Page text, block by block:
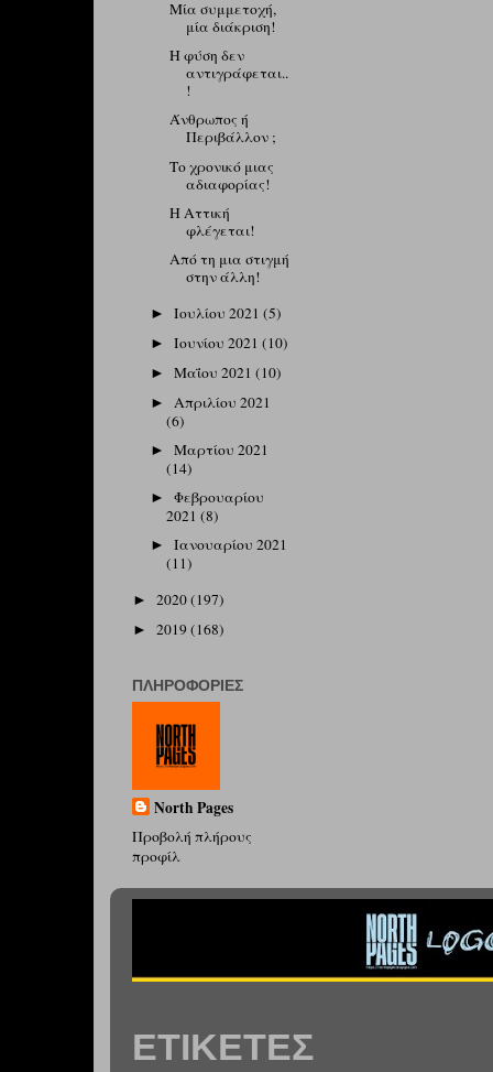
Μία συμμετοχή,
μία διάκριση!
Η φύση δεν
αντιγράφεται..
!
Άνθρωπος ή
Περιβάλλον ;
Το χρονικό μιας
αδιαφορίας!
Η Αττική
φλέγεται!
Από τη μια στιγμή
στην άλλη!
►Ιουλίου 2021(5)
►Ιουνίου 2021(10)
►Μαΐου 2021(10)
►Απριλίου 2021
(6)
►Μαρτίου 2021
(14)
►Φεβρουαρίου
2021(8)
►Ιανουαρίου 2021
(11)
► 2020(197)
► 2019(168)
ΠΛΗΡΟΦΟΡΊΕΣ
North Pages
Προβολή πλήρους
προφίλ
ΕΤΙΚΈΤΕΣ